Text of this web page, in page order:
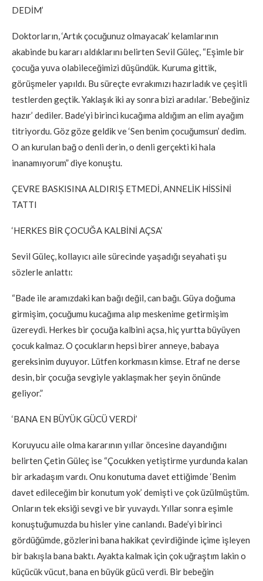
DEDİM’
Doktorların, ‘Artık çocuğunuz olmayacak’ kelamlarının
akabinde bu kararı aldıklarını belirten Sevil Güleç, “Eşimle bir
çocuğa yuva olabileceğimizi düşündük. Kuruma gittik,
görüşmeler yapıldı. Bu süreçte evrakımızı hazırladık ve çeşitli
testlerden geçtik. Yaklaşık iki ay sonra bizi aradılar. ‘Bebeğiniz
hazır’ dediler. Bade’yi birinci kucağıma aldığım an elim ayağım
titriyordu. Göz göze geldik ve ‘Sen benim çocuğumsun’ dedim.
O an kurulan bağ o denli derin, o denli gerçekti ki hala
inanamıyorum” diye konuştu.
ÇEVRE BASKISINA ALDIRIŞ ETMEDİ, ANNELİK HİSSİNİ
TATTI
‘HERKES BİR ÇOCUĞA KALBİNİ AÇSA’
Sevil Güleç, kollayıcı aile sürecinde yaşadığı seyahati şu
sözlerle anlattı:
“Bade ile aramızdaki kan bağı değil, can bağı. Güya doğuma
girmişim, çocuğumu kucağıma alıp meskenime getirmişim
üzereydi. Herkes bir çocuğa kalbini açsa, hiç yurtta büyüyen
çocuk kalmaz. O çocukların hepsi birer anneye, babaya
gereksinim duyuyor. Lütfen korkmasın kimse. Etraf ne derse
desin, bir çocuğa sevgiyle yaklaşmak her şeyin önünde
geliyor.”
‘BANA EN BÜYÜK GÜCÜ VERDİ’
Koruyucu aile olma kararının yıllar öncesine dayandığını
belirten Çetin Güleç ise “Çocukken yetiştirme yurdunda kalan
bir arkadaşım vardı. Onu konutuma davet ettiğimde ‘Benim
davet edileceğim bir konutum yok’ demişti ve çok üzülmüştüm.
Onların tek eksiği sevgi ve bir yuvaydı. Yıllar sonra eşimle
konuştuğumuzda bu hisler yine canlandı. Bade’yi birinci
gördüğümde, gözlerini bana hakikat çevirdiğinde içime işleyen
bir bakışla bana baktı. Ayakta kalmak için çok uğraştım lakin o
küçücük vücut, bana en büyük gücü verdi. Bir bebeğin